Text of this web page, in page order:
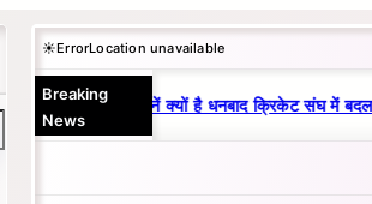
☀️ErrorLocation unavailable
Breaking
News
मनोज-विनय राज : जानें क्यों है धनबाद क्रिकेट संघ में